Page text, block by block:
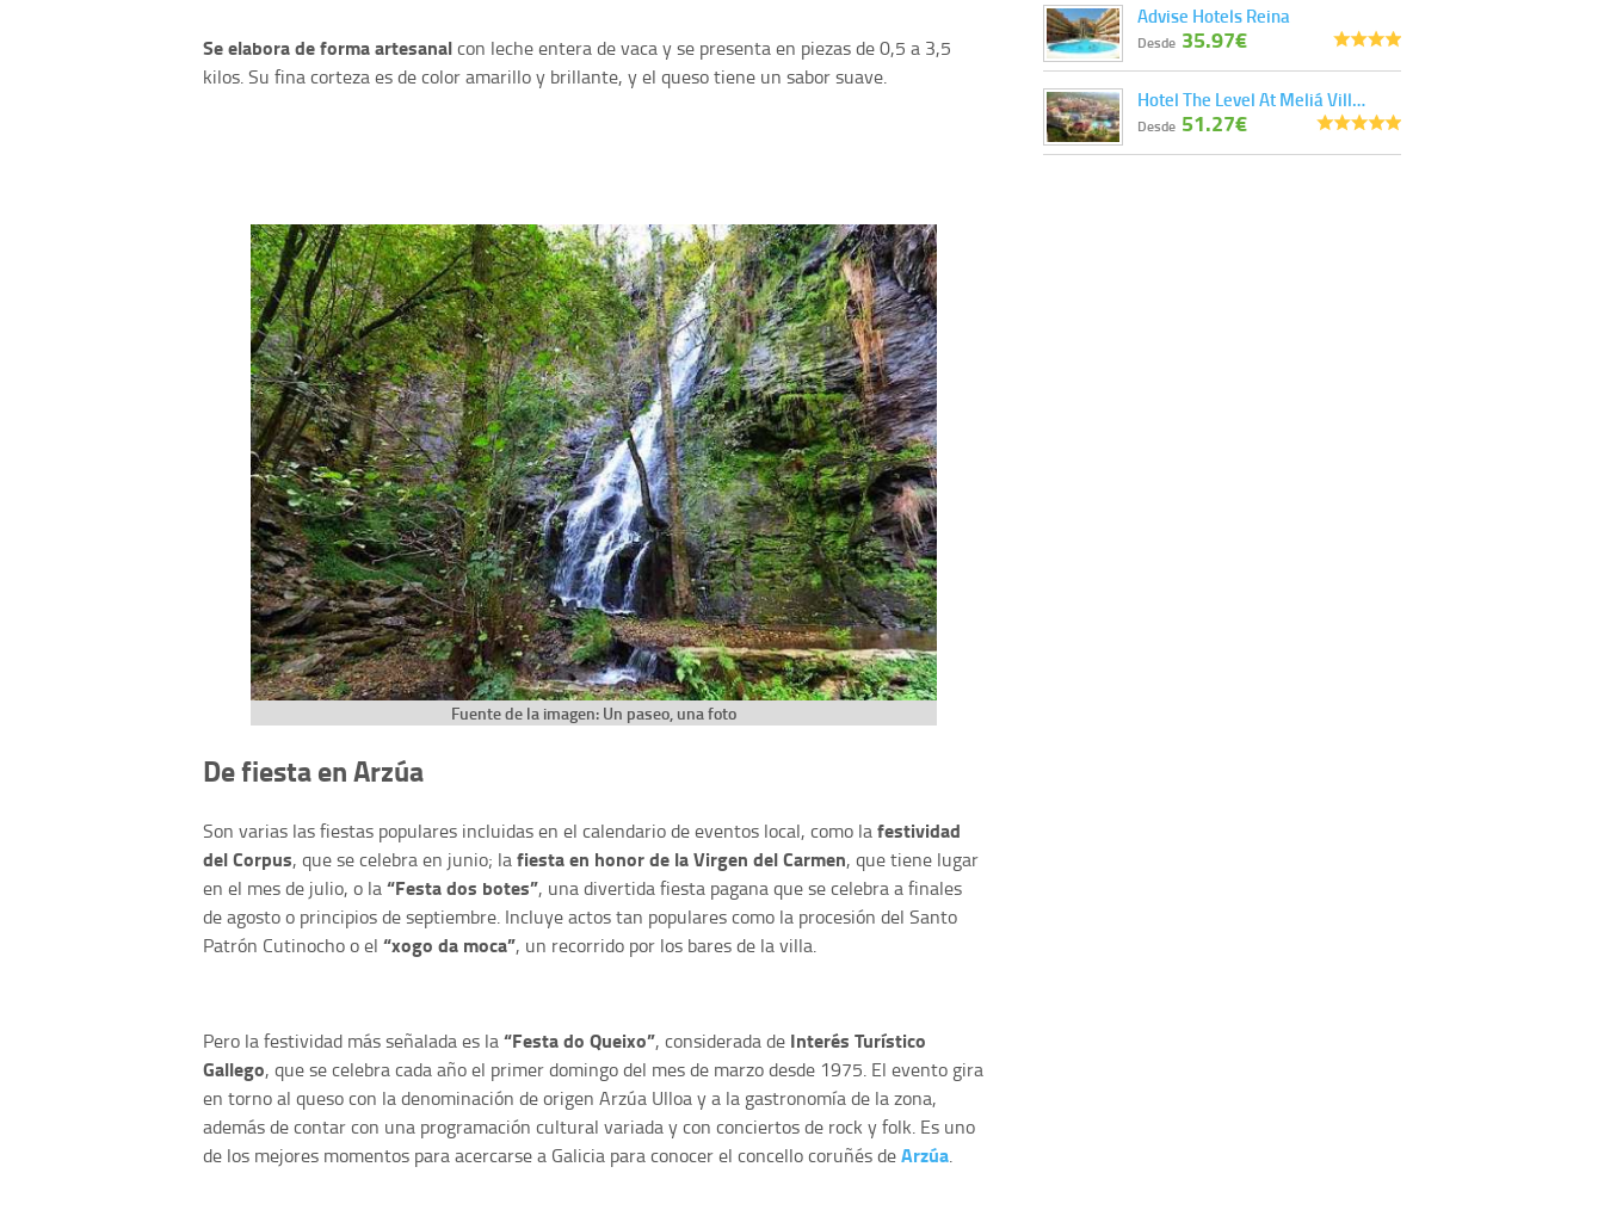
Se elabora de forma artesanalcon leche entera de vaca y se presenta en piezas de 0,5 a 3,5
kilos. Su fina corteza es de color amarillo y brillante, y el queso tiene un sabor suave.
Fuente de la imagen: Un paseo, una foto
De fiesta en Arzúa
Son varias las fiestas populares incluidas en el calendario de eventos local, como lafestividad
del Corpus, que se celebra en junio; lafiesta en honor de la Virgen del Carmen, que tiene lugar
en el mes de julio, o la“Festa dos botes”, una divertida fiesta pagana que se celebra a finales
de agosto o principios de septiembre. Incluye actos tan populares como la procesión del Santo
Patrón Cutinocho o el “xogo da moca”, un recorrido por los bares de la villa.
Pero la festividad más señalada es la“Festa do Queixo”, considerada de Interés Turístico
Gallego, que se celebra cada año el primer domingo del mes de marzo desde 1975. El evento gira
en torno al queso con la denominación de origen Arzúa Ulloa y a la gastronomía de la zona,
además de contar con una programación cultural variada y con conciertos de rock y folk. Es uno
de los mejores momentos para acercarse a Galicia para conocer el concello coruñés deArzúa.
Advise Hotels Reina
Desde 35.97€
Hotel The Level At Meliá Vill…
Desde 51.27€